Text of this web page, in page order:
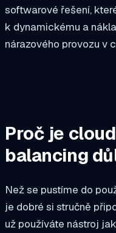
softwarové řešení,
k dynamickému a
nárazového provozu v
Proč je
balancing
Než se pustíme do
je dobré si stručně
už používáte nástroj